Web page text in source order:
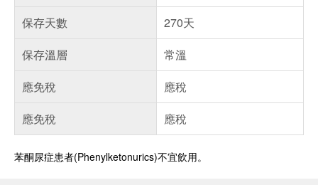
保存天數
270天
保存溫層
常溫
應免稅
應稅
應免稅
應稅
苯酮尿症患者(Phenylketonurics)不宜飲用。